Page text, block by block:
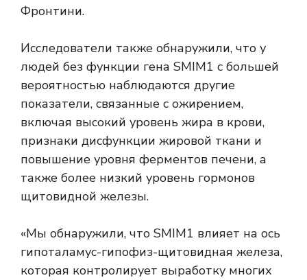
Фронтини.
Исследователи также обнаружили, что у
людей без функции гена SMIM1 с большей
вероятностью наблюдаются другие
показатели, связанные с ожирением,
включая высокий уровень жира в крови,
признаки дисфункции жировой ткани и
повышение уровня ферментов печени, а
также более низкий уровень гормонов
щитовидной железы.
«Мы обнаружили, что SMIM1 влияет на ось
гипоталамус-гипофиз-щитовидная железа,
которая контролирует выработку многих